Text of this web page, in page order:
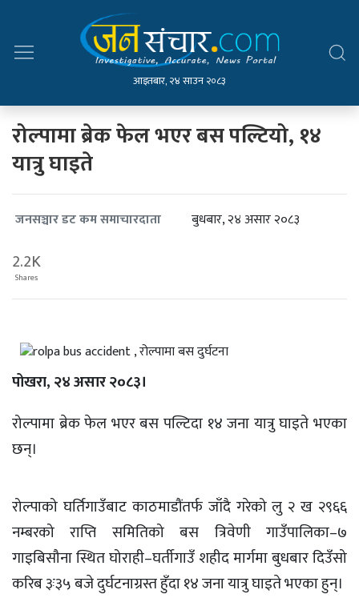
आइतबार, २४ साउन २०८३
रोल्पामा ब्रेक फेल भएर बस पल्टियो, १४
यात्रु घाइते
जनसञ्चार डट कम समाचारदाता बुधबार, २४ असार २०८३
2.2K
Shares
पोखरा, २४ असार २०८३।
रोल्पामा ब्रेक फेल भएर बस पल्टिदा १४ जना यात्रु घाइते भएका
छन्।
रोल्पाको घर्तिगाउँबाट काठमाडौंतर्फ जाँदै गरेको लु २ ख २९६६
नम्बरको राप्ति समितिको बस त्रिवेणी गाउँपालिका–७
गाइबिसौना स्थित घोराही–घर्तीगाउँ शहीद मार्गमा बुधबार दिउँसो
करिब ३ः३५ बजे दुर्घटनाग्रस्त हुँदा १४ जना यात्रु घाइते भएका हुन्।